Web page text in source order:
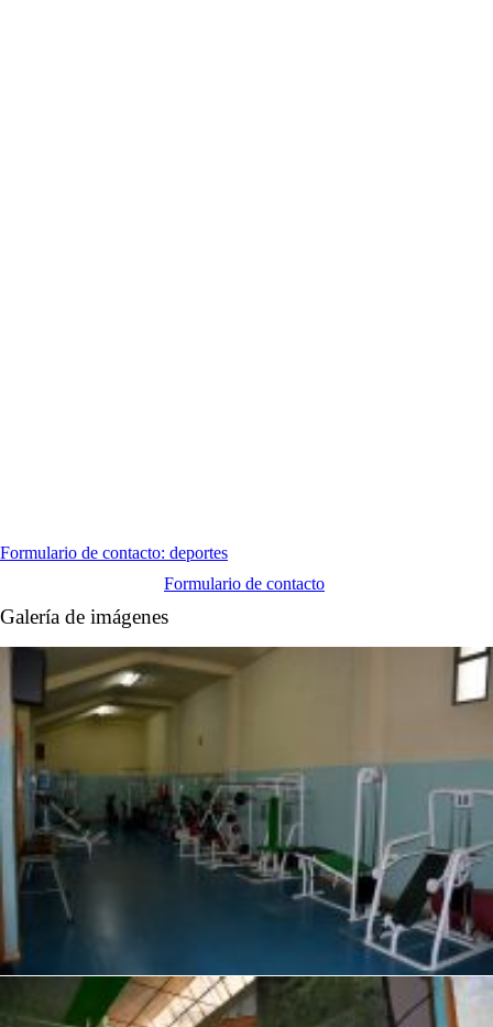
Formulario de contacto: deportes
Formulario de contacto
Galería de imágenes